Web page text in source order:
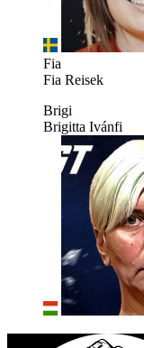
Fia
Fia Reisek
Brigi
Brigitta Ivánfi